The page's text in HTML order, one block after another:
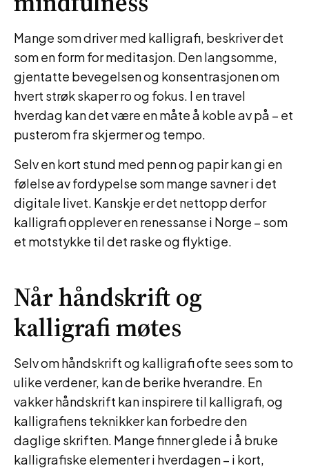
Mange som driver med kalligrafi, beskriver det
som en form for meditasjon. Den langsomme,
gjentatte bevegelsen og konsentrasjonen om
hvert strøk skaper ro og fokus. I en travel
hverdag kan det være en måte å koble av på – et
pusterom fra skjermer og tempo.
Selv en kort stund med penn og papir kan gi en
følelse av fordypelse som mange savner i det
digitale livet. Kanskje er det nettopp derfor
kalligrafi opplever en renessanse i Norge – som
et motstykke til det raske og flyktige.
Når håndskrift og
kalligrafi møtes
Selv om håndskrift og kalligrafi ofte sees som to
ulike verdener, kan de berike hverandre. En
vakker håndskrift kan inspirere til kalligrafi, og
kalligrafiens teknikker kan forbedre den
daglige skriften. Mange finner glede i å bruke
kalligrafiske elementer i hverdagen – i kort,